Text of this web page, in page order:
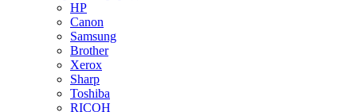
HP
Canon
Samsung
Brother
Xerox
Sharp
Toshiba
RICOH